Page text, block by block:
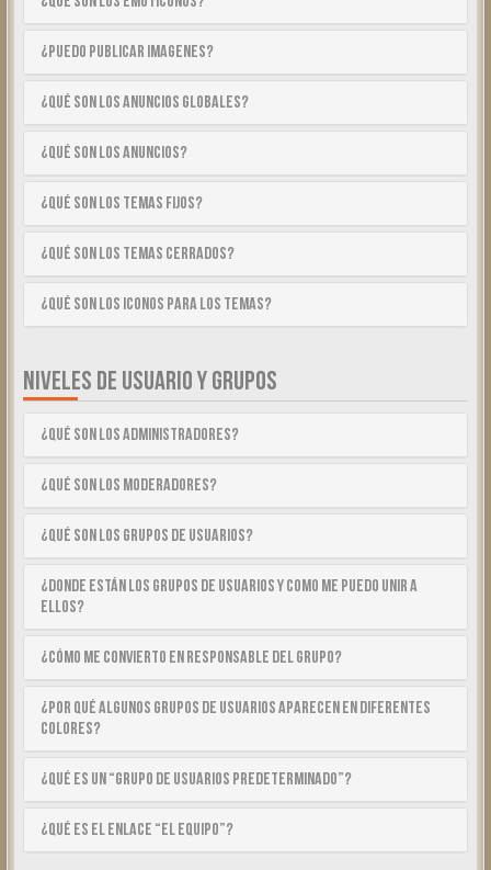
¿Puedo publicar imagenes?
¿Qué son los anuncios globales?
¿Qué son los anuncios?
¿Qué son los temas fijos?
¿Qué son los temas cerrados?
¿Qué son los iconos para los temas?
NIVELES DE USUARIO Y GRUPOS
¿Qué son los Administradores?
¿Qué son los Moderadores?
¿Qué son los Grupos de Usuarios?
¿Donde están los Grupos de Usuarios y como me puedo unir a
ellos?
¿Cómo me convierto en Responsable del Grupo?
¿Por qué algunos Grupos de Usuarios aparecen en diferentes
colores?
¿Qué es un “Grupo de Usuarios predeterminado”?
¿Qué es el enlace “El equipo”?